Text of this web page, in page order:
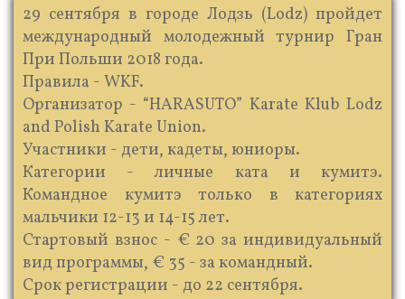
29 сентября в городе Лодзь (Lodz) пройдет
международный молодежный турнир Гран
При Польши 2018 года.
Правила - WKF.
Организатор - “HARASUTO” Karate Klub Lodz
and Polish Karate Union.
Участники - дети, кадеты, юниоры.
Категории - личные ката и кумитэ.
Командное кумитэ только в категориях
мальчики 12-13 и 14-15 лет.
Стартовый взнос - € 20 за индивидуальный
вид программы, € 35 - за командный.
Срок регистрации - до 22 сентября.